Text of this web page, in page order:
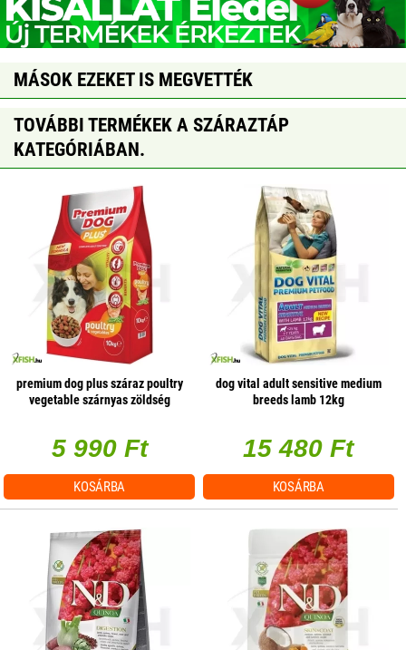
MÁSOK EZEKET IS MEGVETTÉK
TOVÁBBI TERMÉKEK A SZÁRAZTÁP
KATEGÓRIÁBAN.
premium dog plus száraz poultry
vegetable szárnyas zöldség
5 990 Ft
KOSÁRBA
dog vital adult sensitive medium
breeds lamb 12kg
15 480 Ft
KOSÁRBA